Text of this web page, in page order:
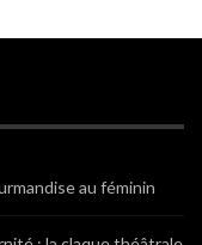
au féminin